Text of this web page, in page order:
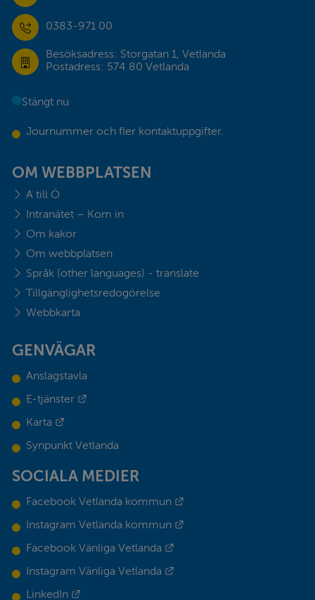
0383-971 00
Besöksadress: Storgatan 1, Vetlanda
Postadress: 574 80 Vetlanda
Stängt nu
Journummer och fler kontaktuppgifter.
OM WEBBPLATSEN
A till Ö
Intranätet – Kom in
Om kakor
Om webbplatsen
Språk (other languages) - translate
Tillgänglighetsredogörelse
Webbkarta
GENVÄGAR
Anslagstavla
E-tjänster
Karta
Synpunkt Vetlanda
SOCIALA MEDIER
Facebook Vetlanda kommun
Instagram Vetlanda kommun
Facebook Vänliga Vetlanda
Instagram Vänliga Vetlanda
LinkedIn